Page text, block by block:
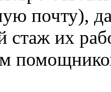
почту),
стаж их